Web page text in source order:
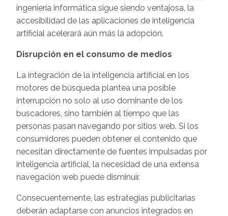
ingeniería informática sigue siendo ventajosa, la
accesibilidad de las aplicaciones de inteligencia
artificial acelerará aún más la adopción.
Disrupción en el consumo de medios
La integración de la inteligencia artificial en los
motores de búsqueda plantea una posible
interrupción no solo al uso dominante de los
buscadores, sino también al tiempo que las
personas pasan navegando por sitios web. Si los
consumidores pueden obtener el contenido que
necesitan directamente de fuentes impulsadas por
inteligencia artificial, la necesidad de una extensa
navegación web puede disminuir.
Consecuentemente, las estrategias publicitarias
deberán adaptarse con anuncios integrados en